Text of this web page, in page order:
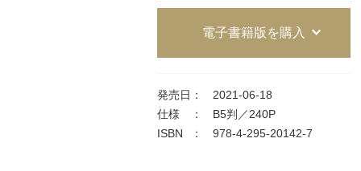
電子書籍版を購入
発売日 ：
2021-06-18
仕様
：
B5判／240P
ISBN
： 978-4-295-20142-7